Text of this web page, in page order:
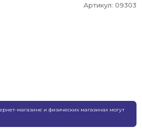
Артикул: 09303
магазине и физических магазинах могут